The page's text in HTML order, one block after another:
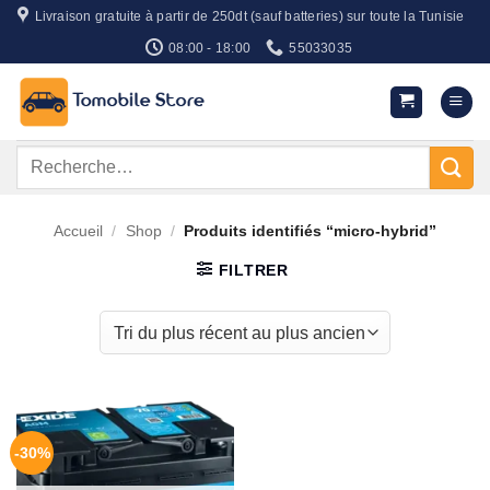
Passer
contenu
Livraison gratuite à partir de 250dt (sauf batteries) sur toute la Tunisie
08:00 - 18:00 55033035
Recherche
Accueil / Shop / Produits identifiés “micro-hybrid”
FILTRER
-30%